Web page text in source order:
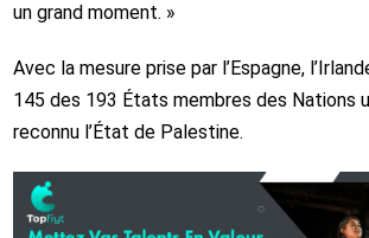
un grand moment. »
Avec la mesure prise par l’Espagne,
145 des 193 États membres des Nations
reconnu l’État de Palestine.